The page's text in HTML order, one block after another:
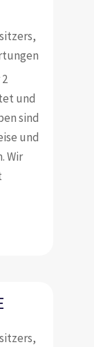
,
und
sind
und
Wir
,